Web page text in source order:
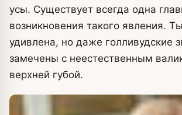
усы. Существует всегда одна
возникновения такого явления.
удивлена, но даже голливудские
замечены с неестественным
верхней губой.